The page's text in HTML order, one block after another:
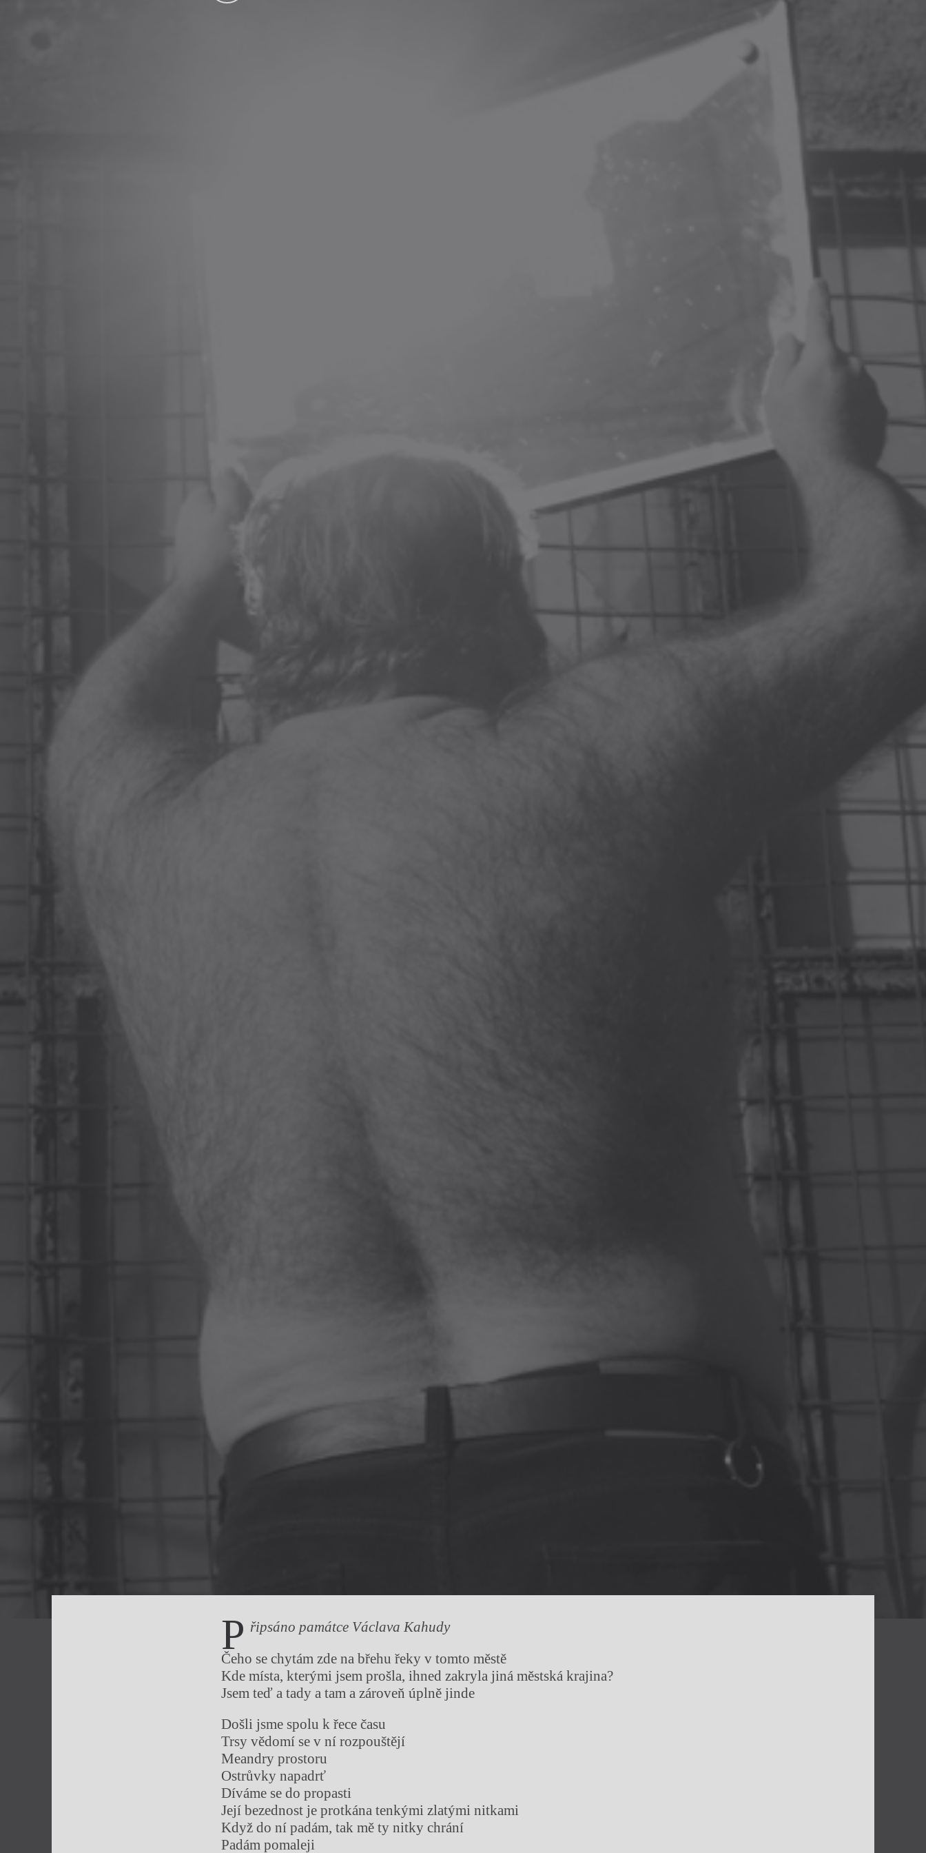
p řipsáno památce Václava Kahudy
Čeho se chytám zde na břehu řeky v tomto městě
Kde místa, kterými jsem prošla, ihned zakryla jiná městská krajina?
Jsem teď a tady a tam a zároveň úplně jinde
Došli jsme spolu k řece času
Trsy vědomí se v ní rozpouštějí
Meandry prostoru
Ostrůvky napadrť
Díváme se do propasti
Její bezednost je protkána tenkými zlatými nitkami
Když do ní padám, tak mě ty nitky chrání
Padám pomaleji